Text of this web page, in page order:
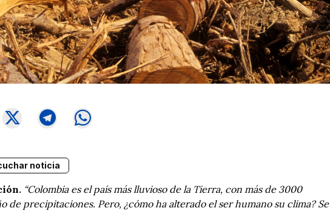
noticia
“Colombia es el país más lluvioso de la Tierra, con más de 3000
de precipitaciones. Pero, ¿cómo ha alterado el ser humano su clima? Se